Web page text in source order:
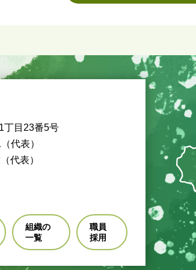
丁目23番5号
代表）
代表）
組織の
一覧
職員
採用